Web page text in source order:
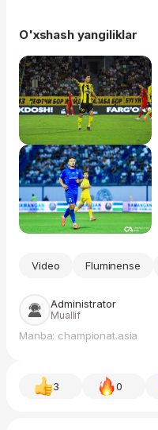
O'xshash yangiliklar
Video Fluminense
Administrator
Muallif
Manba: championat.asia
3 0